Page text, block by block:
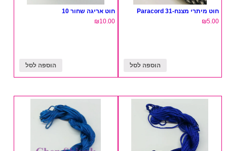
חוט מיתרי מצנח-31 Paracord
₪5.00
הוספה לסל
חוט אריגה שחור 10
₪10.00
הוספה לסל